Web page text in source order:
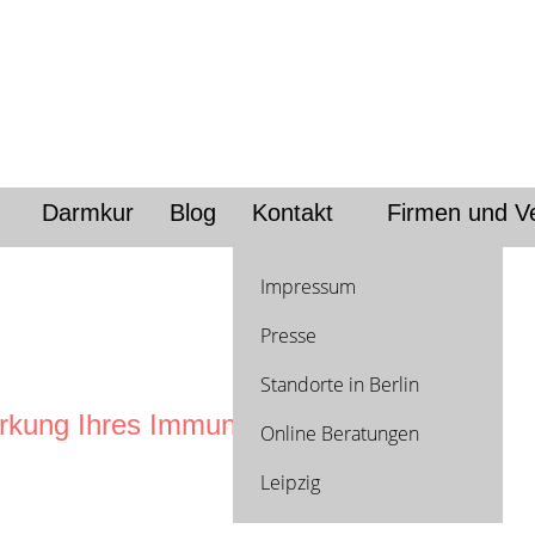
Darmkur Blog Kontakt
Impressum
Presse
Standorte in Berlin
Online Beratungen
Leipzig
Firmen und
Ihres Immunsystems